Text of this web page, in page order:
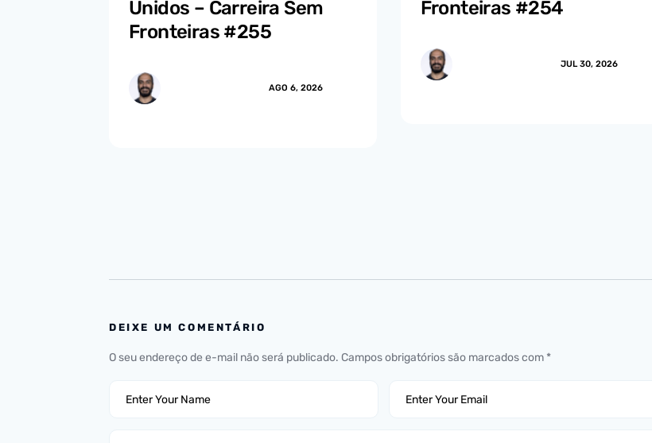
Unidos – Carreira Sem
Fronteiras #255
AGO 6, 2026
Fronteiras #254
JUL 30, 2026
DEIXE UM COMENTÁRIO
O seu endereço de e-mail não será publicado. Campos obrigatórios são marcados com *